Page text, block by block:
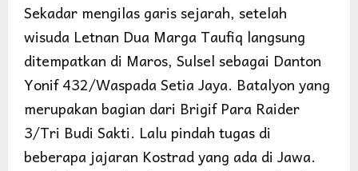
Sekadar mengilas garis sejarah, setelah
wisuda Letnan Dua Marga Taufiq langsung
ditempatkan di Maros, Sulsel sebagai Danton
Yonif 432/Waspada Setia Jaya. Batalyon yang
merupakan bagian dari Brigif Para Raider
3/Tri Budi Sakti. Lalu pindah tugas di
beberapa jajaran Kostrad yang ada di Jawa.